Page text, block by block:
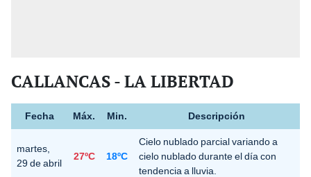
CALLANCAS - LA LIBERTAD
Fecha Máx. Min. Descripción
martes,
29 de abril
27ºC 18ºC
Cielo nublado parcial variando a
cielo nublado durante el día con
tendencia a lluvia.